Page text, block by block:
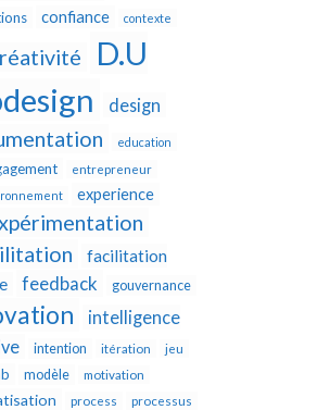
confiance contexte
D.U
design
education
entrepreneur
experience
facilitation
feedback gouvernance
intelligence
intention itération jeu
modèle motivation
process processus